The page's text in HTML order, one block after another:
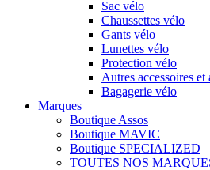
Sac vélo
Chaussettes vélo
Gants vélo
Lunettes vélo
Protection vélo
Autres accessoires
Bagagerie vélo
Marques
Boutique Assos
Boutique MAVIC
Boutique SPECIALIZED
TOUTES NOS